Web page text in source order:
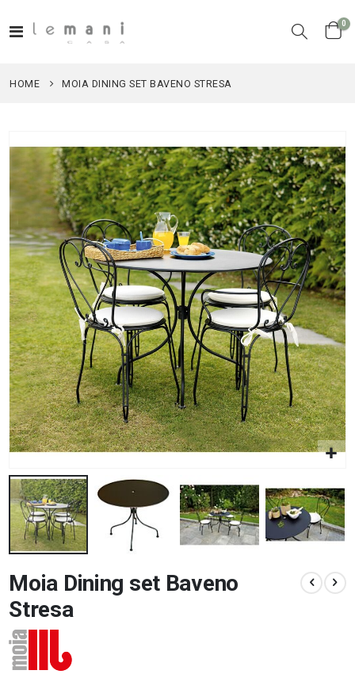
Toggle
Cart
0
HOME MOIA DINING SET BAVENO STRESA
alla
fine
della
galleria
immagini
all'inizio
della
galleria
di
immagini
Moia Dining set Baveno
Stresa